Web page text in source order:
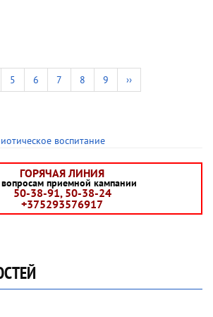
Страница
5 Страница
6 Страница
7 Страница
8 Страница
9
Следующая
страница
››
воспитание
ГОРЯЧАЯ ЛИНИЯ
приемной кампании
50-38-91, 50-38-24
+375293576917